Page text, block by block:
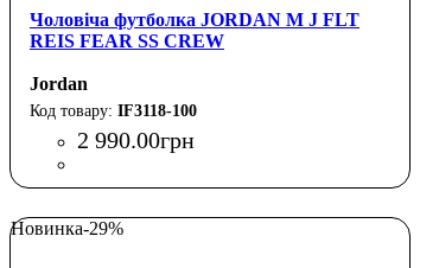
Чоловіча футболка JORDAN M J FLT
REIS FEAR SS CREW
Jordan
IF3118-100
2 990.00грн
Новинка-29%